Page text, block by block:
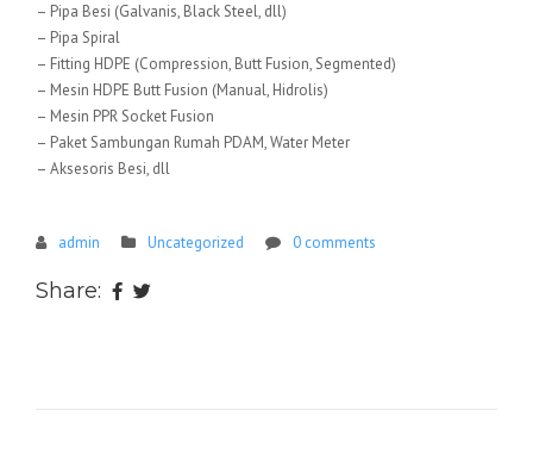
– Pipa Besi (Galvanis, Black Steel, dll)
– Pipa Spiral
– Fitting HDPE (Compression, Butt Fusion, Segmented)
– Mesin HDPE Butt Fusion (Manual, Hidrolis)
– Mesin PPR Socket Fusion
– Paket Sambungan Rumah PDAM, Water Meter
– Aksesoris Besi, dll
admin Uncategorized 0 comments
Share: